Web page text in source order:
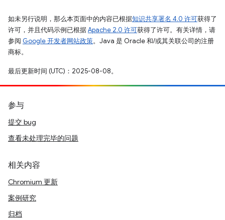
如未另行说明，那么本页面中的内容已根据知识共享署名 4.0 许可获得了
许可，并且代码示例已根据Apache 2.0 许可获得了许可。有关详情，请
参阅 Google 开发者网站政策。Java 是 Oracle 和/或其关联公司的注册
商标。
最后更新时间 (UTC)：2025-08-08。
参与
提交 bug
查看未处理完毕的问题
相关内容
Chromium 更新
案例研究
归档